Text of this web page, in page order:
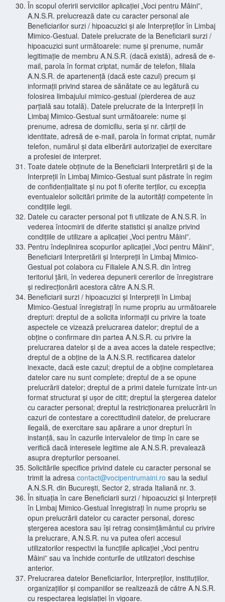
În scopul oferirii serviciilor aplicației „Voci pentru Mâini”,
A.N.S.R. prelucrează date cu caracter personal ale
Beneficiarilor surzi / hipoacuzici și ale Interpreților în Limbaj
Mimico-Gestual. Datele prelucrate de la Beneficiarii surzi /
hipoacuzici sunt următoarele: nume și prenume, număr
legitimație de membru A.N.S.R. (dacă există), adresă de e-
mail, parola în format criptat, număr de telefon, filiala
A.N.S.R. de apartenență (dacă este cazul) precum și
informații privind starea de sănătate ce au legătură cu
folosirea limbajului mimico-gestual (pierderea de auz
parțială sau totală). Datele prelucrate de la Interpreții în
Limbaj Mimico-Gestual sunt următoarele: nume și
prenume, adresa de domiciliu, seria și nr. cărții de
identitate, adresă de e-mail, parola în format criptat, număr
telefon, numărul și data eliberării autorizației de exercitare
a profesiei de interpret.
Toate datele obținute de la Beneficiarii Interpretării și de la
Interpreții în Limbaj Mimico-Gestual sunt păstrate în regim
de confidențialitate și nu pot fi oferite terților, cu excepția
eventualelor solicitări primite de la autorități competente în
condițiile legii.
Datele cu caracter personal pot fi utilizate de A.N.S.R. în
vederea întocmirii de diferite statistici și analize privind
condițiile de utilizare a aplicației „Voci pentru Mâini”.
Pentru îndeplinirea scopurilor aplicației „Voci pentru Mâini”,
Beneficiarii Interpretării și Interpreții în Limbaj Mimico-
Gestual pot colabora cu Filialele A.N.S.R. din întreg
teritoriul țării, în vederea depunerii cererilor de înregistrare
și redirecționării acestora către A.N.S.R.
Beneficiarii surzi / hipoacuzici și Interpreții în Limbaj
Mimico-Gestual înregistrați în nume propriu au următoarele
drepturi: dreptul de a solicita informații cu privire la toate
aspectele ce vizează prelucrarea datelor; dreptul de a
obține o confirmare din partea A.N.S.R. cu privire la
prelucrarea datelor și de a avea acces la datele respective;
dreptul de a obține de la A.N.S.R. rectificarea datelor
inexacte, dacă este cazul; dreptul de a obține completarea
datelor care nu sunt complete; dreptul de a se opune
prelucrării datelor; dreptul de a primi datele furnizate într-un
format structurat și ușor de citit; dreptul la ștergerea datelor
cu caracter personal; dreptul la restricționarea prelucrării în
cazuri de contestare a corectitudinii datelor, de prelucrare
ilegală, de exercitare sau apărare a unor drepturi în
instanță, sau în cazurile intervalelor de timp în care se
verifică dacă interesele legitime ale A.N.S.R. prevalează
asupra drepturilor persoanei.
Solicitările specifice privind datele cu caracter personal se
trimit la adresa contact@vocipentrumaini.ro sau la sediul
A.N.S.R. din București, Sector 2, strada Italiană nr. 3.
În situația în care Beneficiarii surzi / hipoacuzici și Interpreții
în Limbaj Mimico-Gestual înregistrați în nume propriu se
opun prelucrării datelor cu caracter personal, doresc
ștergerea acestora sau își retrag consimțământul cu privire
la prelucrare, A.N.S.R. nu va putea oferi accesul
utilizatorilor respectivi la funcțiile aplicației „Voci pentru
Mâini” sau va închide conturile de utilizatori deschise
anterior.
Prelucrarea datelor Beneficiarilor, Interpreților, instituțiilor,
organizațiilor și companiilor se realizează de către A.N.S.R.
cu respectarea legislației în vigoare.